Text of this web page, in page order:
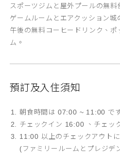
スポーツジムと屋外プールの無料
ゲームルームとエアクッション城
午後の無料コーヒードリンク、ポ
ム。
預訂及入住須知
朝食時間は 07:00 ~ 11:00 で
チェックイン 16:00 、チェッ
11:00 以上のチェックアウト
(ファミリールームとプレジデ